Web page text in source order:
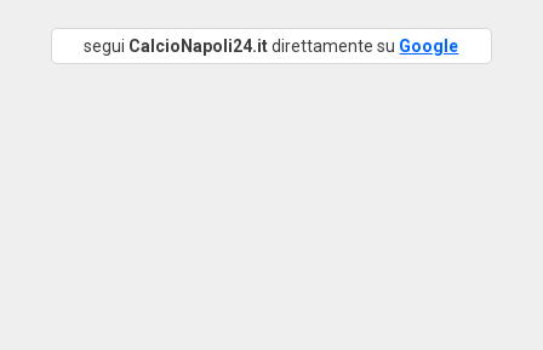
segui CalcioNapoli24.itdirettamente su Google